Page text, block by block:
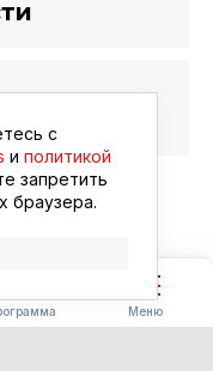
Меню
с
и политикой
запретить
браузера.